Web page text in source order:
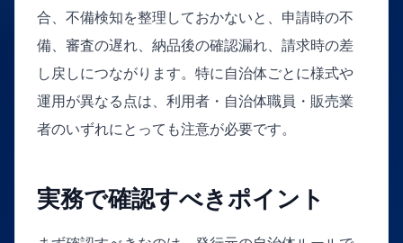
合、不備検知を整理しておかないと、申請時の不
備、審査の遅れ、納品後の確認漏れ、請求時の差
し戻しにつながります。特に自治体ごとに様式や
運用が異なる点は、利用者・自治体職員・販売業
者のいずれにとっても注意が必要です。
実務で確認すべきポイント